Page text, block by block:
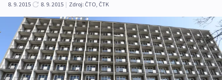
8. 9. 2015
8. 9. 2015 | Zdroj: ČTO, ČTK